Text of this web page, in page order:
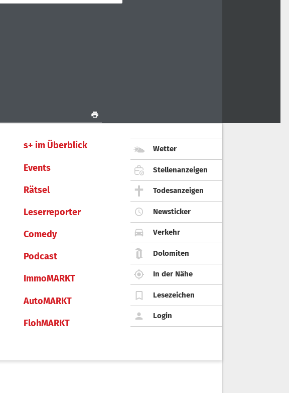
s+ im Überblick
Events
Rätsel
Leserreporter
Comedy
Podcast
ImmoMARKT
AutoMARKT
FlohMARKT
Wetter
Stellenanzeigen
Todesanzeigen
Newsticker
Verkehr
Dolomiten
In der Nähe
Lesezeichen
Login